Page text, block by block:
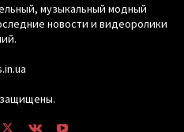
музыкальный модный
новости и видеоролики